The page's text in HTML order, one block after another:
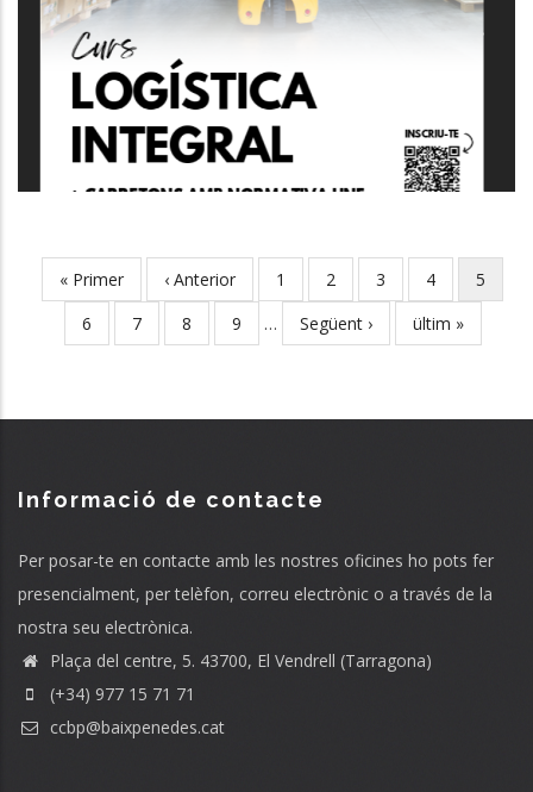
Carretons
Pagination
First
page
« Primer
Previous
page
‹ Anterior Page
1 Page
2 Page
3 Page
4
Current
page
5
Page
6 Page
7 Page
8 Page
9 …
Next
Següent ›
Last
ültim »
Informació de contacte
Per posar-te en contacte amb les nostres oficines ho pots fer
presencialment, per telèfon, correu electrònic o a través de la
nostra seu electrònica.
Plaça del centre, 5. 43700, El Vendrell (Tarragona)
(+34) 977 15 71 71
ccbp@baixpenedes.cat